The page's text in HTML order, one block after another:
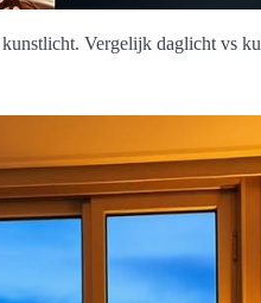
Vergelijk daglicht vs